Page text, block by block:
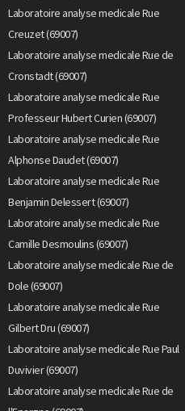
Laboratoire analyse medicale Rue
Creuzet (69007)
Laboratoire analyse medicale Rue de
Cronstadt (69007)
Laboratoire analyse medicale Rue
Professeur Hubert Curien (69007)
Laboratoire analyse medicale Rue
Alphonse Daudet (69007)
Laboratoire analyse medicale Rue
Benjamin Delessert (69007)
Laboratoire analyse medicale Rue
Camille Desmoulins (69007)
Laboratoire analyse medicale Rue de
Dole (69007)
Laboratoire analyse medicale Rue
Gilbert Dru (69007)
Laboratoire analyse medicale Rue Paul
Duvivier (69007)
Laboratoire analyse medicale Rue de